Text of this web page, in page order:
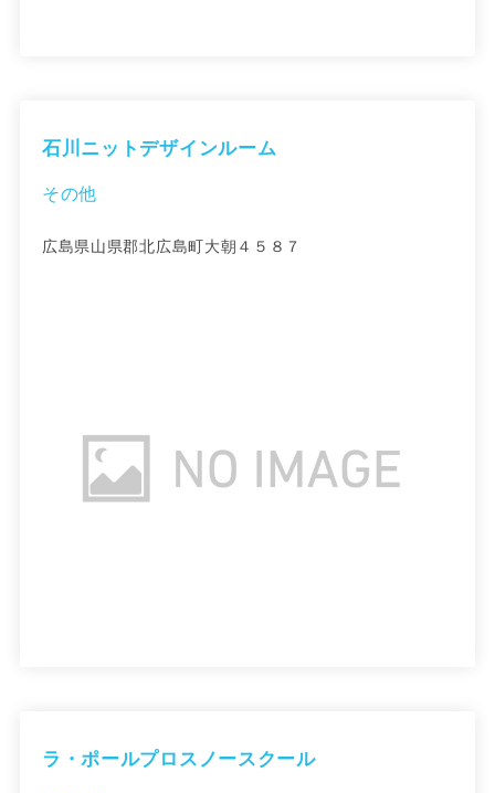
石川ニットデザインルーム
その他
広島県山県郡北広島町大朝４５８７
ラ・ポールプロスノースクール